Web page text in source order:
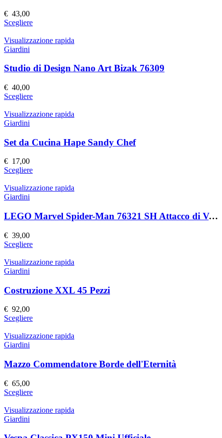
€ 43,00
ScegliereQuesto
ha
Le
scelte
nella
pagina
prodotto
Visualizzazione rapida
Giardini
Studio di Design Nano Art Bizak 76309
€ 40,00
ScegliereQuesto
ha
Le
opzioni
scelte
nella
pagina
prodotto
Visualizzazione rapida
Giardini
Set da Cucina Hape Sandy Chef
€ 17,00
ScegliereQuesto
ha
Le
opzioni
scelte
nella
pagina
prodotto
Visualizzazione rapida
Giardini
LEGO Marvel Spider-Man 76321 SH Attacco di Venom
€ 39,00
ScegliereQuesto
ha
Le
opzioni
scelte
nella
pagina
prodotto
Visualizzazione rapida
Giardini
Costruzione XXL 45 Pezzi
€ 92,00
ScegliereQuesto
ha
Le
opzioni
scelte
nella
pagina
prodotto
Visualizzazione rapida
Giardini
Mazzo Commendatore Borde dell'Eternità
€ 65,00
ScegliereQuesto
ha
Le
Visualizzazione rapida
Giardini